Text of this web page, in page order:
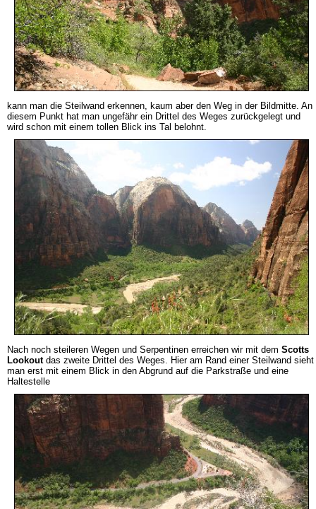
kann man die Steilwand erkennen, kaum aber den Weg in der Bildmitte. An
diesem Punkt hat man ungefähr ein Drittel des Weges zurückgelegt und
wird schon mit einem tollen Blick ins Tal belohnt.
Nach noch steileren Wegen und Serpentinen erreichen wir mit dem Scotts
Lookoutdas zweite Drittel des Weges. Hier am Rand einer Steilwand sieht
man erst mit einem Blick in den Abgrund auf die Parkstraße und eine
Haltestelle